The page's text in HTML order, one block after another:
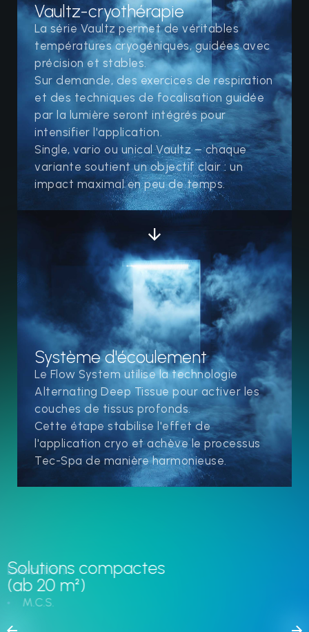
Vaultz-cryothérapie
La série Vaultz permet de véritables
températures cryogéniques, guidées avec
précision et stables.
Sur demande, des exercices de respiration
et des techniques de focalisation guidée
par la lumière seront intégrés pour
intensifier l'application.
Single, vario ou unical Vaultz – chaque
variante soutient un objectif clair : un
impact maximal en peu de temps.
Système d'écoulement
Le Flow System utilise la technologie
Alternating Deep Tissue pour activer les
couches de tissus profonds.
Cette étape stabilise l'effet de
l'application cryo et achève le processus
Tec-Spa de manière harmonieuse.
Exécution
Solutions compactes
(ab 20 m²)
M.C.S.